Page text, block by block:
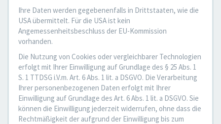
Ihre Daten werden gegebenenfalls in Drittstaaten, wie die
USA übermittelt. Für die USA ist kein
Angemessenheitsbeschluss der EU-Kommission
vorhanden.
Die Nutzung von Cookies oder vergleichbarer Technologien
erfolgt mit Ihrer Einwilligung auf Grundlage des § 25 Abs. 1
S. 1 TTDSG i.V.m. Art. 6 Abs. 1 lit. a DSGVO. Die Verarbeitung
Ihrer personenbezogenen Daten erfolgt mit Ihrer
Einwilligung auf Grundlage des Art. 6 Abs. 1 lit. a DSGVO. Sie
können die Einwilligung jederzeit widerrufen, ohne dass die
Rechtmäßigkeit der aufgrund der Einwilligung bis zum